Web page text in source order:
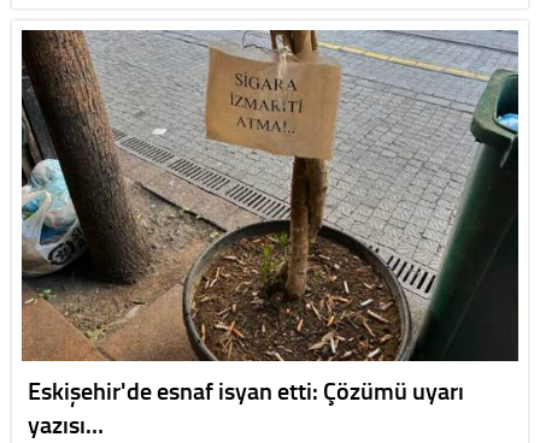
Eskişehir'de esnaf isyan etti: Çözümü uyarı
yazısı…